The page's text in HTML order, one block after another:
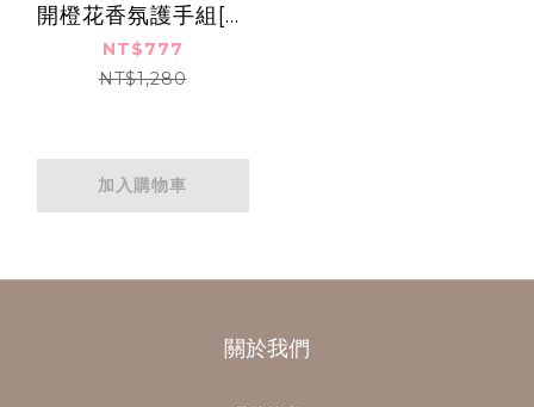
開橙花香氛護手組[枕
頭香水+護手霜]
NT$777
NT$1,280
加入購物車
關於我們